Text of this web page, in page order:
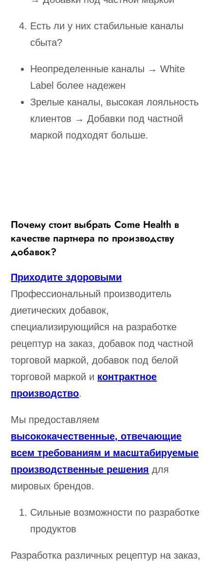
Есть ли у них стабильные каналы
сбыта?
Неопределенные каналы → White
Label более надежен
Зрелые каналы, высокая лояльность
клиентов → Добавки под частной
маркой подходят больше.
Почему стоит выбрать Come Health в
качестве партнера по производству
добавок?
Приходите здоровыми
Профессиональный производитель
диетических добавок,
специализирующийся на разработке
рецептур на заказ, добавок под частной
торговой маркой, добавок под белой
торговой маркой и контрактное
производство.
Мы предоставляем
высококачественные, отвечающие
всем требованиям и масштабируемые
производственные решения для
мировых брендов.
Сильные возможности по разработке
продуктов
Разработка различных рецептур на заказ,